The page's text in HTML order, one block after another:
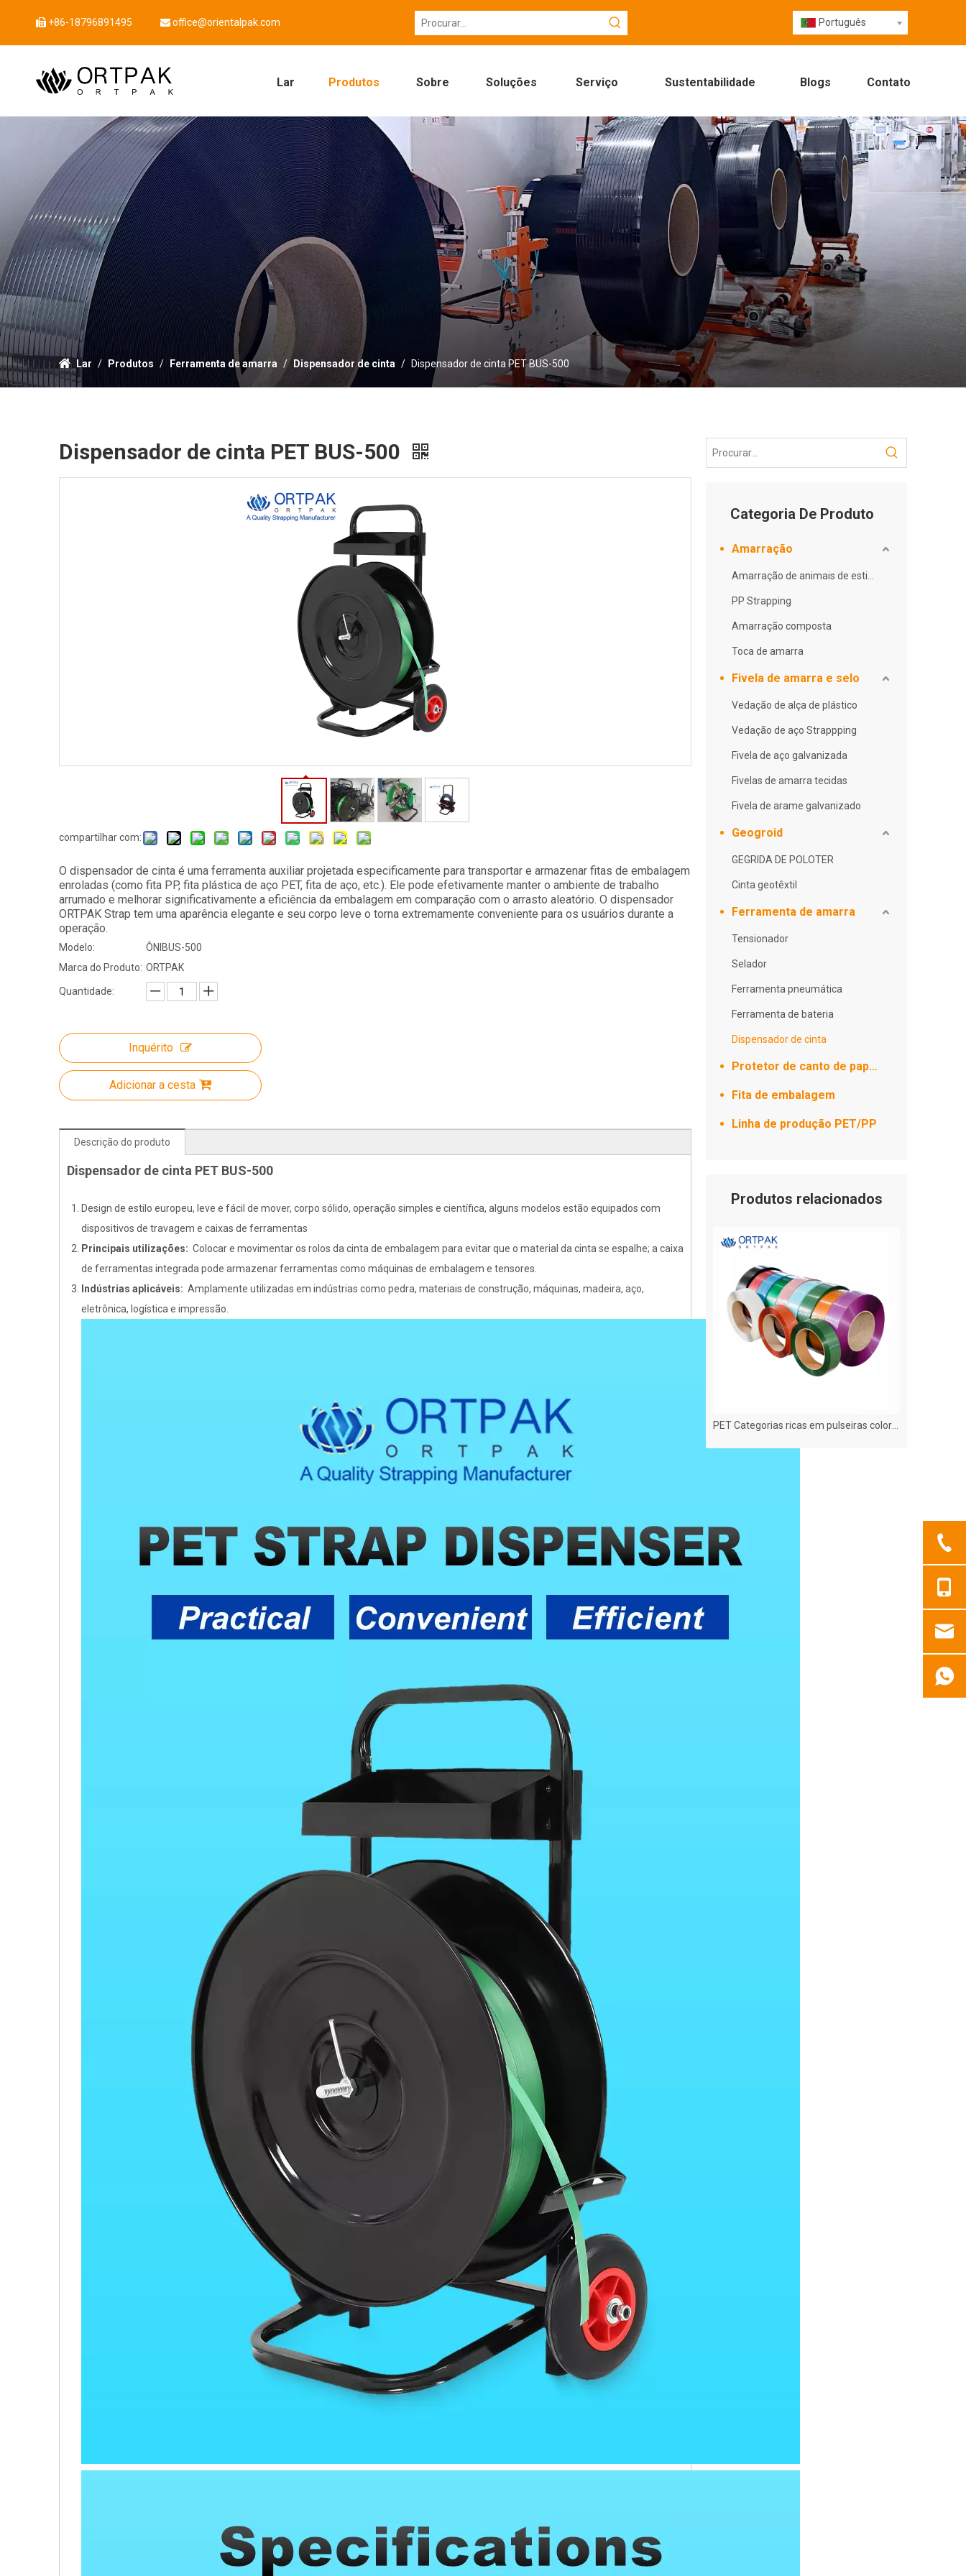
 +86-18796891495  office@orientalpak.com Português
Lar Produtos Sobre Soluções Serviço Sustentabilidade Blogs Contato
Lar / Produtos / Ferramenta de amarra / Dispensador de cinta / Dispensador de cinta PET BUS-500
Dispensador de cinta PET BUS-500
compartilhar com:
O dispensador de cinta é uma ferramenta auxiliar projetada especificamente para transportar e armazenar fitas de embalagem
enroladas (como fita PP, fita plástica de aço PET, fita de aço, etc.). Ele pode efetivamente manter o ambiente de trabalho
arrumado e melhorar significativamente a eficiência da embalagem em comparação com o arrasto aleatório. O dispensador
ORTPAK Strap tem uma aparência elegante e seu corpo leve o torna extremamente conveniente para os usuários durante a
operação.
Modelo:
ÔNIBUS-500
Marca do Produto: ORTPAK
Quantidade:
Inquérito
Adicionar a cesta
Descrição do produto
Dispensador de cinta PET BUS-500
Design de estilo europeu, leve e fácil de mover, corpo sólido, operação simples e científica, alguns modelos estão equipados com
dispositivos de travagem e caixas de ferramentas
Principais utilizações: Colocar e movimentar os rolos da cinta de embalagem para evitar que o material da cinta se espalhe; a caixa
de ferramentas integrada pode armazenar ferramentas como máquinas de embalagem e tensores.
Indústrias aplicáveis: Amplamente utilizadas em indústrias como pedra, materiais de construção, máquinas, madeira, aço,
eletrônica, logística e impressão.
Categoria De Produto
Amarração
PP Strapping
Amarração composta
Toca de amarra
Fivela de amarra e selo
Vedação de alça de plástico
Vedação de aço Strappping
Fivela de aço galvanizada
Fivelas de amarra tecidas
Fivela de arame galvanizado
Geogroid
GEGRIDA DE POLOTER
Cinta geotêxtil
Ferramenta de amarra
Tensionador
Selador
Ferramenta pneumática
Ferramenta de bateria
Dispensador de cinta
Protetor de canto de papel
Fita de embalagem
Linha de produção PET/PP
Produtos relacionados